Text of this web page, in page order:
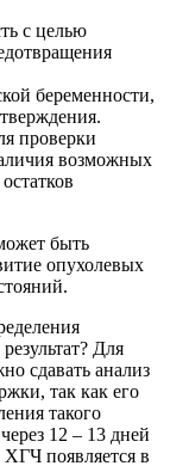
с целью
беременности,
проверки
возможных
быть
опухолевых
Для
сдавать анализ
так как его
такого
12 – 13 дней
появляется в